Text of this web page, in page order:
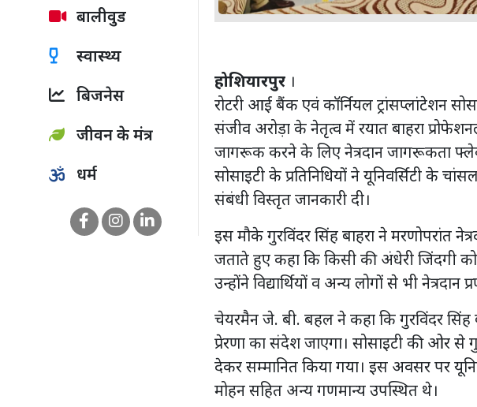
बालीवुड
स्वास्थ्य
बिजनेस
जीवन के मंत्र
धर्म
होशियारपुर ।
रोटरी आई बैंक एवं कॉर्नियल ट्रांसप्लांटेशन
संजीव अरोड़ा के नेतृत्व में रयात बाहरा प्रोफेशनल
जागरूक करने के लिए नेत्रदान जागरूकता
सोसाइटी के प्रतिनिधियों ने यूनिवर्सिटी के
संबंधी विस्तृत जानकारी दी।
इस मौके गुरविंदर सिंह बाहरा ने मरणोपरांत
जताते हुए कहा कि किसी की अंधेरी जिंदगी
उन्होंने विद्यार्थियों व अन्य लोगों से भी
चेयरमैन जे. बी. बहल ने कहा कि गुरविंदर सिंह
प्रेरणा का संदेश जाएगा। सोसाइटी की ओर से
देकर सम्मानित किया गया। इस अवसर पर
मोहन सहित अन्य गणमान्य उपस्थित थे।